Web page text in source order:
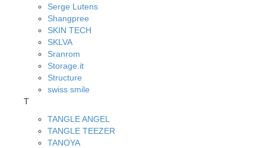
Serge Lutens
Shangpree
SKIN TECH
SKLVA
Sranrom
Storage.it
Structure
swiss smile
T
TANGLE ANGEL
TANGLE TEEZER
TANOYA